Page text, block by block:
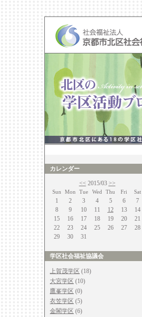
カレンダー
<< 2015/03 >>
Sun Mon Tue Wed Thu Fri Sat
1 2 3 4 5 6
7
8
9 10 11 12 13
14
15
16 17 18 19 20
21
22
23 24 25 26 27
28
29
30 31
学区社会福祉協議会
上賀茂学区 (18)
大宮学区 (10)
鷹峯学区 (0)
衣笠学区 (5)
金閣学区 (6)